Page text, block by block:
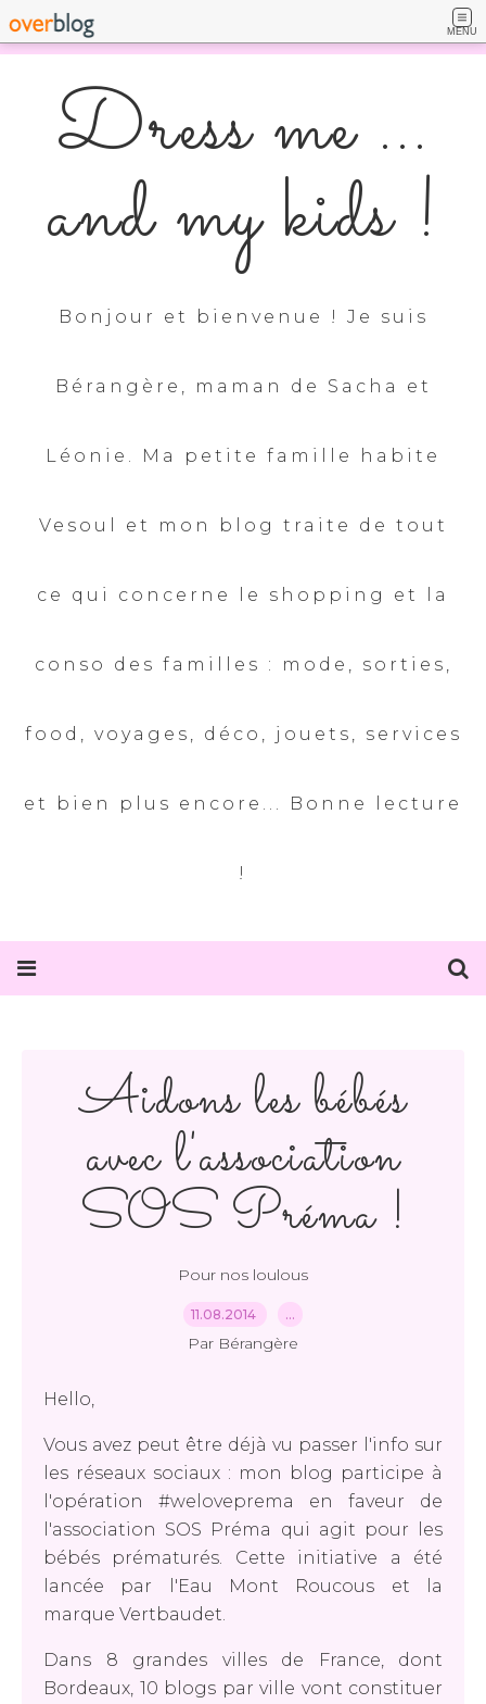
MENU
Dress me ...
and my kids !
Bonjour et bienvenue ! Je suis
Bérangère, maman de Sacha et
Léonie. Ma petite famille habite
Vesoul et mon blog traite de tout
ce qui concerne le shopping et la
conso des familles : mode, sorties,
food, voyages, déco, jouets, services
et bien plus encore... Bonne lecture
!
Aidons les bébés
avec l'association
SOS Préma !
Pour nos loulous
11.08.2014 …
Par Bérangère
Hello,
Vous avez peut être déjà vu passer l'info sur
les réseaux sociaux : mon blog participe à
l'opération #weloveprema en faveur de
l'association SOS Préma qui agit pour les
bébés prématurés. Cette initiative a été
lancée par l'Eau Mont Roucous et la
marque Vertbaudet.
Dans 8 grandes villes de France, dont
Bordeaux, 10 blogs par ville vont constituer